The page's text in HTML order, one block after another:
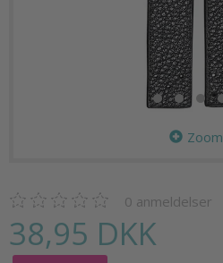
Zoom
0 anmeldelser
38,95 DKK